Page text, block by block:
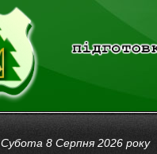
Субота 8 Серпня 2026 року